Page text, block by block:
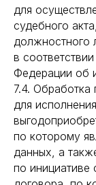
для
судебного
должностного
в
Федерации об
7.4.
для
по которому
данных, а
по инициативе